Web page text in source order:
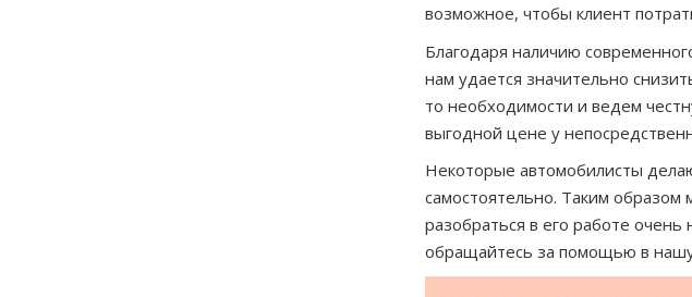
возможное, чтобы клиент
Благодаря наличию
нам удается значительно
то необходимости и ведем
выгодной цене у
Некоторые автомобилисты
самостоятельно. Таким образом
разобраться в его работе
обращайтесь за помощью в